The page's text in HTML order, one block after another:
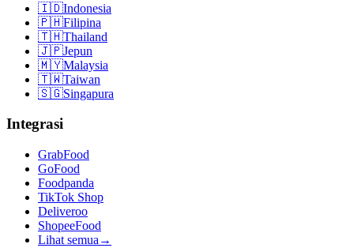
🇮🇩Indonesia
🇵🇭Filipina
🇹🇭Thailand
🇯🇵Jepun
🇲🇾Malaysia
🇹🇼Taiwan
🇸🇬Singapura
Integrasi
GrabFood
GoFood
Foodpanda
TikTok Shop
Deliveroo
ShopeeFood
Lihat semua →